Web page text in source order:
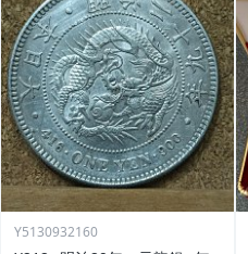
Y5130932160